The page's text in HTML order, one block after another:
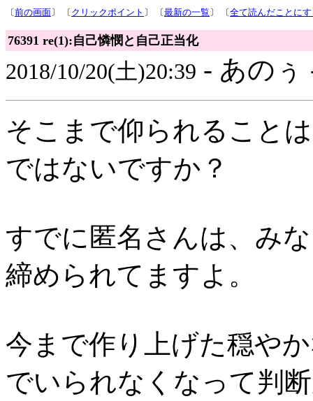
〔前の画面〕 〔 クリックポイント 〕 〔最新の一覧 〕 〔全て読んだことに
76391 re(1):自己憐憫と自己正当化
2018/10/20(土)20:39 - あの
そこまで仰られること
ではないですか？
すでに匿名さんは、み
締められてますよ。
今まで作り上げた穏や
でいられなくなって判